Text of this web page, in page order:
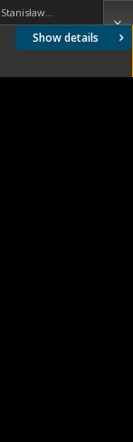
Show details
Marzyński, Stanisław (1904-1992). Autor